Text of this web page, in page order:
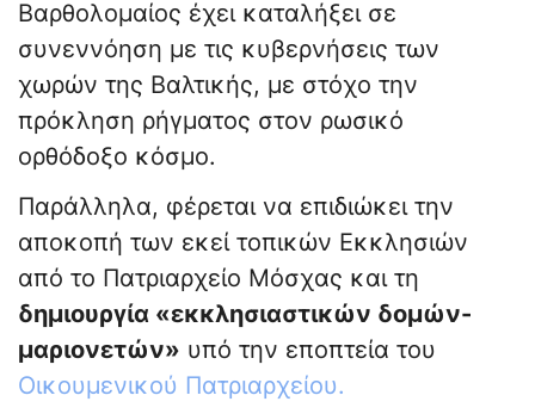
Βαρθολομαίος έχει καταλήξει σε
συνεννόηση με τις κυβερνήσεις των
χωρών της Βαλτικής, με στόχο την
πρόκληση ρήγματος στον ρωσικό
ορθόδοξο κόσμο.
Παράλληλα, φέρεται να επιδιώκει την
αποκοπή των εκεί τοπικών Εκκλησιών
από το Πατριαρχείο Μόσχας και τη
δημιουργία «εκκλησιαστικών δομών-
μαριονετών» υπό την εποπτεία του
Οικουμενικού Πατριαρχείου.